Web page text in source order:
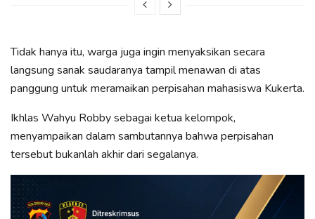
Tidak hanya itu, warga juga ingin menyaksikan secara
langsung sanak saudaranya tampil menawan di atas
panggung untuk meramaikan perpisahan mahasiswa Kukerta.
Ikhlas Wahyu Robby sebagai ketua kelompok,
menyampaikan dalam sambutannya bahwa perpisahan
tersebut bukanlah akhir dari segalanya.